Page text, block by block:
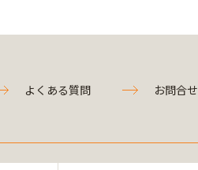
よくある質問 お問合せ